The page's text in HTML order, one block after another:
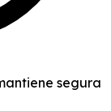
segura